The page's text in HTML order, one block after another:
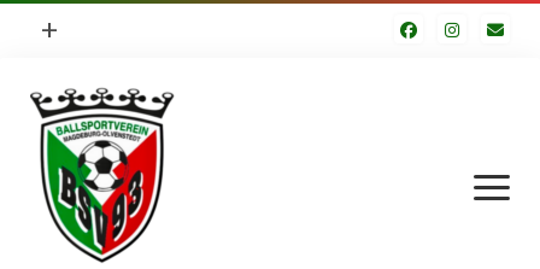
Menü
+
Impressum
Datenschutzerklärung
Fuhrpark
Menü
öffnen